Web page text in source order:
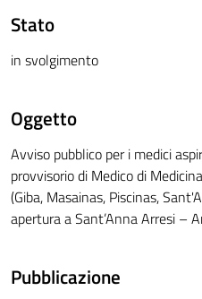
Stato
in svolgimento
Oggetto
Avviso pubblico per i medici
provvisorio di Medico di
(Giba, Masainas, Piscinas,
apertura a Sant’Anna Arresi –
Pubblicazione